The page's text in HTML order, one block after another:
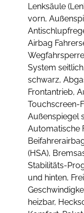
Lenksäule
vorn,
Airbag
System
schwarz,
Frontantrieb,
Touchscreen-
Außenspiegel
Automatische
(HSA),
Stabilitäts-
und hinten,
heizbar,